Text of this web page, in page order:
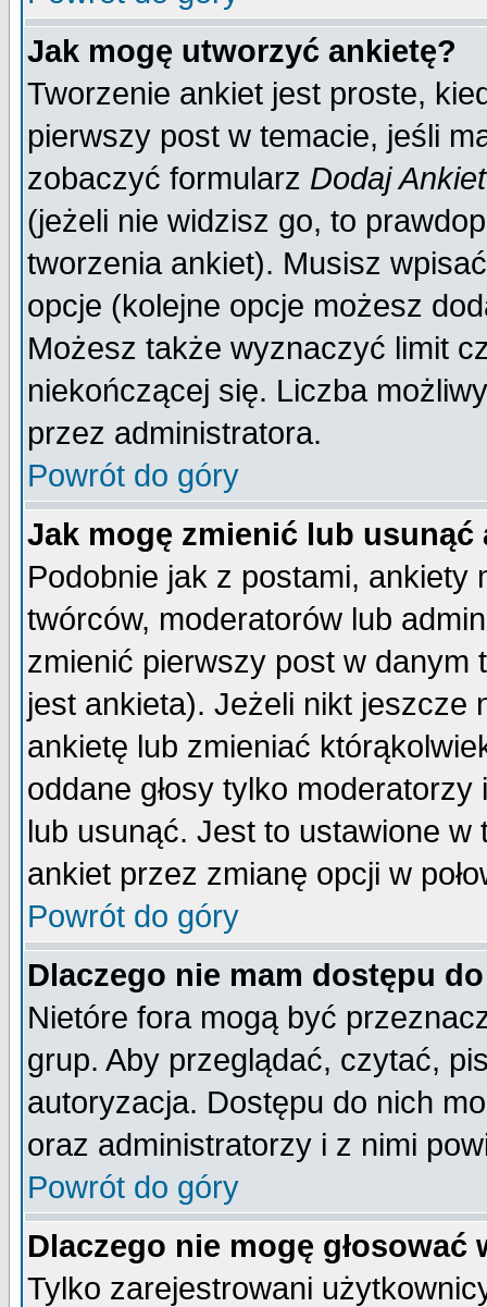
Jak mogę utworzyć ankietę?
Tworzenie ankiet jest proste,
pierwszy post w temacie, jeśli
zobaczyć formularz Dodaj
(jeżeli nie widzisz go, to
tworzenia ankiet). Musisz
opcje (kolejne opcje możesz
Możesz także wyznaczyć limit
niekończącej się. Liczba
przez administratora.
Powrót do góry
Jak mogę zmienić lub usunąć
Podobnie jak z postami,
twórców, moderatorów lub
zmienić pierwszy post w
jest ankieta). Jeżeli nikt jeszcze
ankietę lub zmieniać
oddane głosy tylko
lub usunąć. Jest to ustawione w
ankiet przez zmianę opcji w
Powrót do góry
Dlaczego nie mam dostępu
Nietóre fora mogą być
grup. Aby przeglądać, czytać,
autoryzacja. Dostępu do nich
oraz administratorzy i z nimi
Powrót do góry
Dlaczego nie mogę głosować
Tylko zarejestrowani